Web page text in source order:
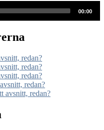
00:00
redan?
redan?
redan?
redan?
avsnitt, redan?